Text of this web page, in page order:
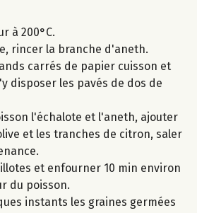
à 200°C.
rincer la branche d'aneth.
carrés de papier cuisson et
disposer les pavés de dos de
l'échalote et l'aneth, ajouter
et les tranches de citron, saler
et enfourner 10 min environ
du poisson.
instants les graines germées